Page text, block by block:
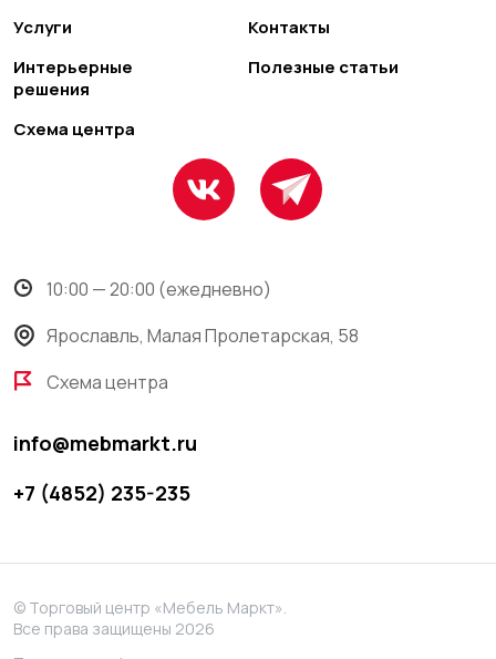
Услуги
Интерьерные
решения
Схема центра
Контакты
Полезные статьи
10:00 — 20:00 (ежедневно)
Ярославль, Малая Пролетарская, 58
Схема центра
info@mebmarkt.ru
+7 (4852) 235-235
© Торговый центр «Мебель Маркт».
Все права защищены 2026